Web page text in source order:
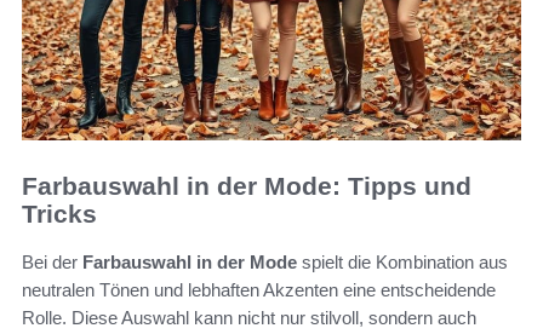
Farbauswahl in der Mode: Tipps und
Tricks
Bei der Farbauswahl in der Mode spielt die Kombination aus
neutralen Tönen und lebhaften Akzenten eine entscheidende
Rolle. Diese Auswahl kann nicht nur stilvoll, sondern auch